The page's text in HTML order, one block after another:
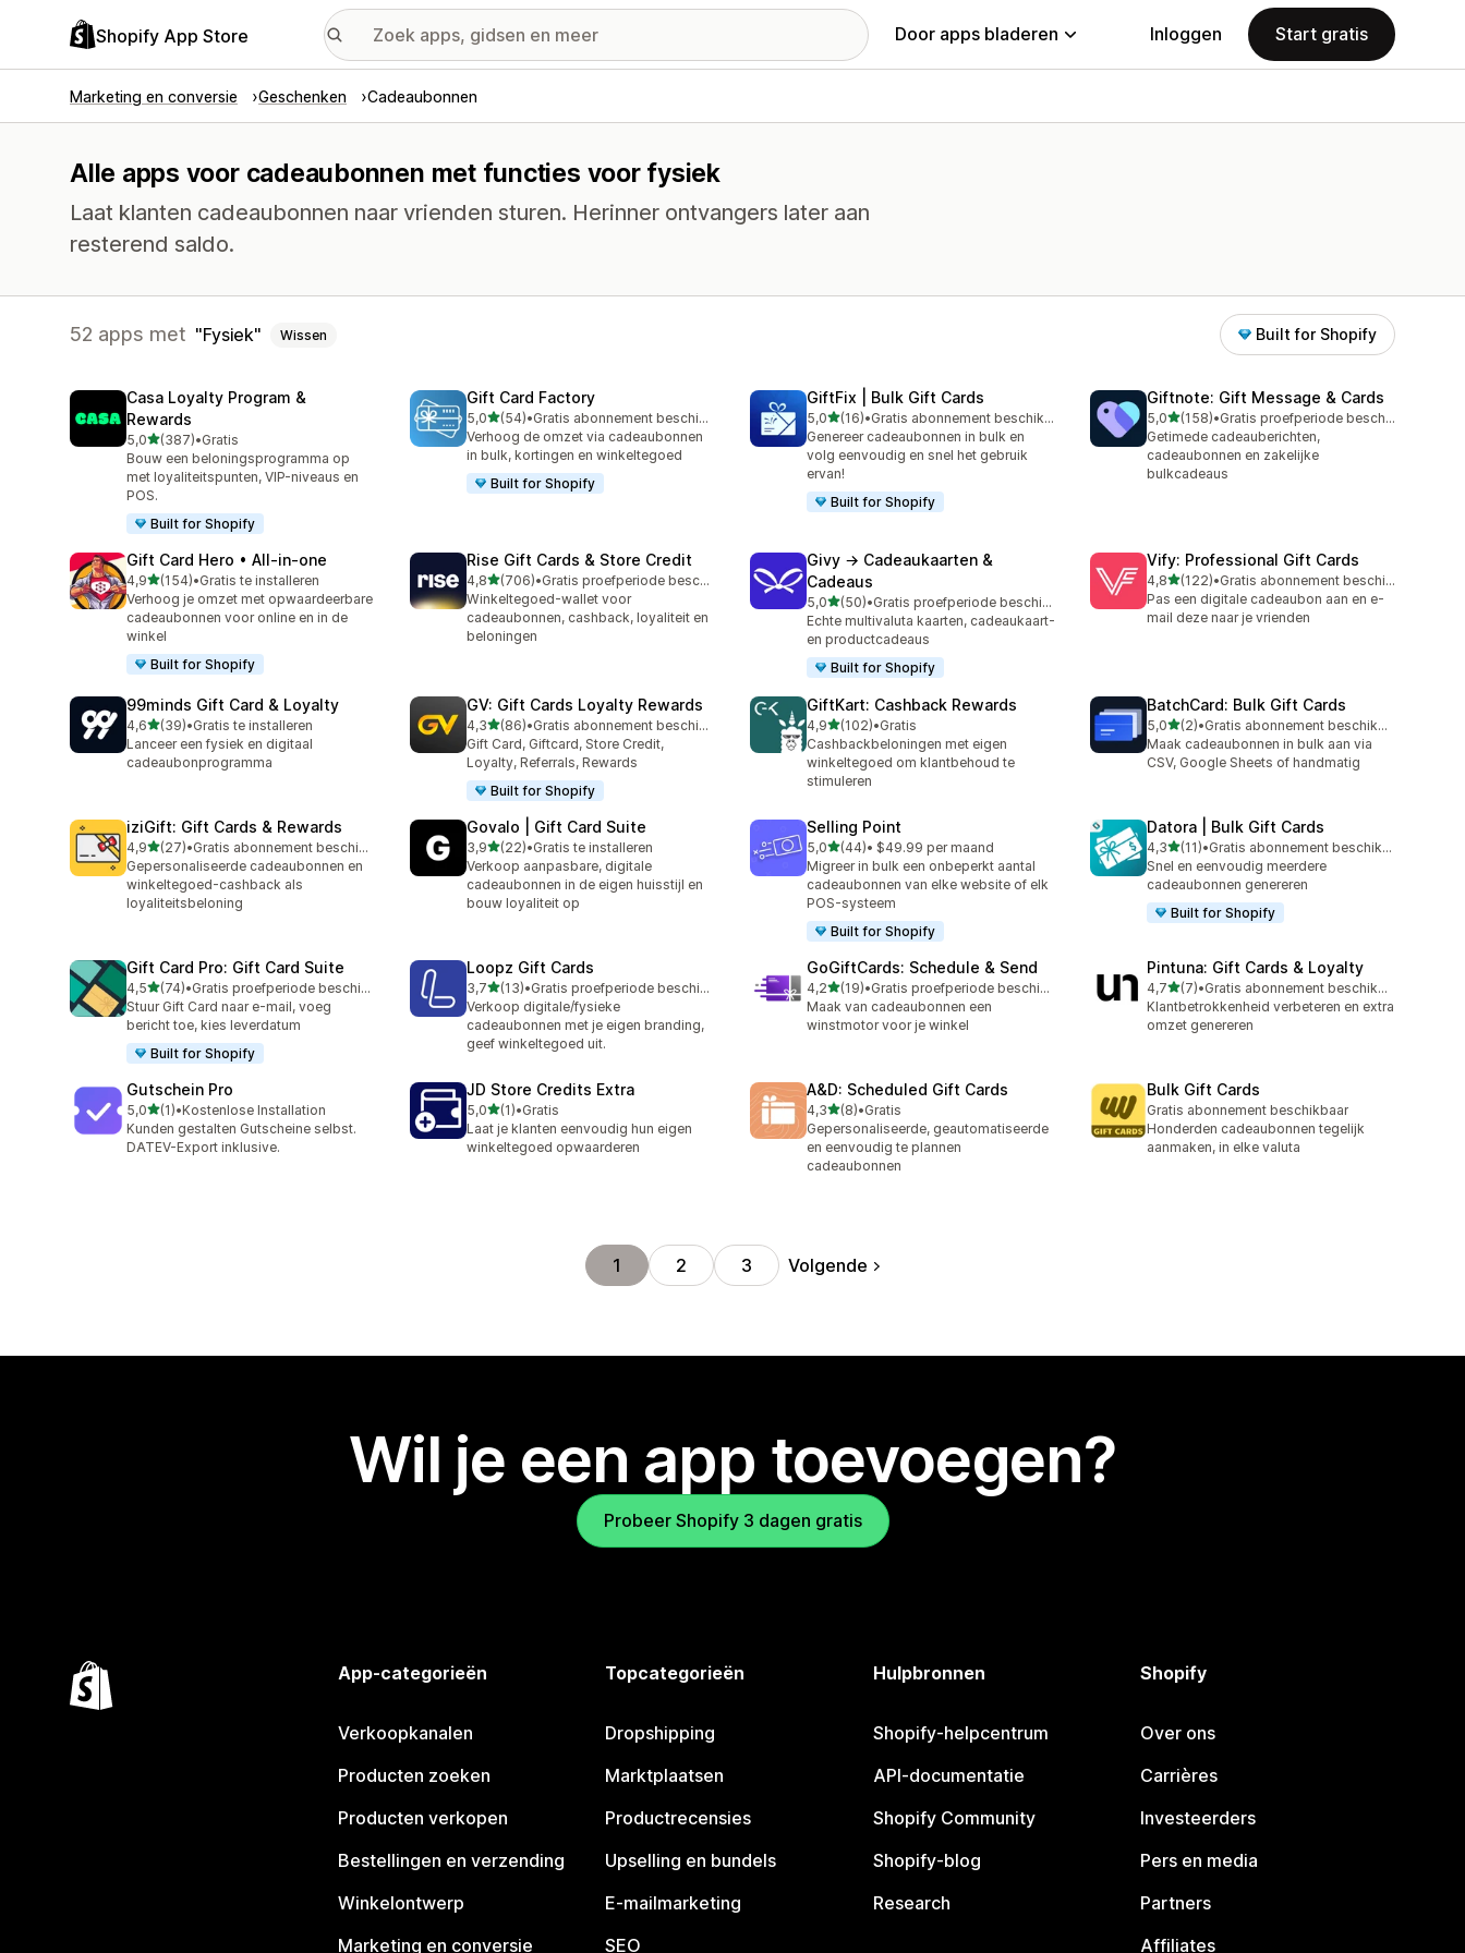
Shopify App Store Door apps bladeren Inloggen Start gratis
Marketing en conversie Geschenken Cadeaubonnen
Alle apps voor cadeaubonnen met functies voor fysiek
Laat klanten cadeaubonnen naar vrienden sturen. Herinner ontvangers later aan
resterend saldo.
52 apps met Fysiek Wissen Built for Shopify
Casa Loyalty Program &
Rewards
5,0van 5 sterren
(387)
387 recensies in totaal
•Gratis
Bouw een beloningsprogramma op
met loyaliteitspunten, VIP-niveaus en
POS.
Built for Shopify
Gift Card Factory
5,0van 5 sterren
(54)
54 recensies in totaal
•
Gratis abonnement beschikbaar
Verhoog de omzet via cadeaubonnen
in bulk, kortingen en winkeltegoed
Built for Shopify
GiftFix | Bulk Gift Cards
5,0van 5 sterren
(16)
16 recensies in totaal
•
Gratis abonnement beschikbaar
Genereer cadeaubonnen in bulk en
volg eenvoudig en snel het gebruik
ervan!
Built for Shopify
Giftnote: Gift Message & Cards
5,0van 5 sterren
(158)
158 recensies in totaal
•
Gratis proefperiode beschikbaar
Getimede cadeauberichten,
cadeaubonnen en zakelijke
bulkcadeaus
Gift Card Hero • All‑in‑one
4,9van 5 sterren
(154)
154 recensies in totaal
•Gratis te installeren
Verhoog je omzet met opwaardeerbare
cadeaubonnen voor online en in de
winkel
Built for Shopify
Rise Gift Cards & Store Credit
4,8van 5 sterren
(706)
706 recensies in totaal
•
Gratis proefperiode beschikbaar
Winkeltegoed-wallet voor
cadeaubonnen, cashback, loyaliteit en
beloningen
Givy → Cadeaukaarten &
Cadeaus
5,0van 5 sterren
(50)
50 recensies in totaal
•
Gratis proefperiode beschikbaar
Echte multivaluta kaarten, cadeaukaart-
en productcadeaus
Built for Shopify
Vify: Professional Gift Cards
4,8van 5 sterren
(122)
122 recensies in totaal
•
Gratis abonnement beschikbaar
Pas een digitale cadeaubon aan en e-
mail deze naar je vrienden
99minds Gift Card & Loyalty
4,6van 5 sterren
(39)
39 recensies in totaal
•Gratis te installeren
Lanceer een fysiek en digitaal
cadeaubonprogramma
GV: Gift Cards Loyalty Rewards
4,3van 5 sterren
(86)
86 recensies in totaal
•
Gratis abonnement beschikbaar
Gift Card, Giftcard, Store Credit,
Loyalty, Referrals, Rewards
Built for Shopify
GiftKart: Cashback Rewards
4,9van 5 sterren
(102)
102 recensies in totaal
•Gratis
Cashbackbeloningen met eigen
winkeltegoed om klantbehoud te
stimuleren
BatchCard: Bulk Gift Cards
5,0van 5 sterren
(2)
2 recensies in totaal
•
Gratis abonnement beschikbaar
Maak cadeaubonnen in bulk aan via
CSV, Google Sheets of handmatig
iziGift: Gift Cards & Rewards
4,9van 5 sterren
(27)
27 recensies in totaal
•
Gratis abonnement beschikbaar
Gepersonaliseerde cadeaubonnen en
winkeltegoed-cashback als
loyaliteitsbeloning
Govalo | Gift Card Suite
3,9van 5 sterren
(22)
22 recensies in totaal
•Gratis te installeren
Verkoop aanpasbare, digitale
cadeaubonnen in de eigen huisstijl en
bouw loyaliteit op
Selling Point
5,0van 5 sterren
(44)
44 recensies in totaal
• $49.99 per maand
Migreer in bulk een onbeperkt aantal
cadeaubonnen van elke website of elk
POS-systeem
Built for Shopify
Datora | Bulk Gift Cards
4,3van 5 sterren
(11)
11 recensies in totaal
•
Gratis abonnement beschikbaar
Snel en eenvoudig meerdere
cadeaubonnen genereren
Built for Shopify
Gift Card Pro: Gift Card Suite
4,5van 5 sterren
(74)
74 recensies in totaal
•
Gratis proefperiode beschikbaar
Stuur Gift Card naar e-mail, voeg
bericht toe, kies leverdatum
Built for Shopify
Loopz Gift Cards
3,7van 5 sterren
(13)
13 recensies in totaal
•
Gratis proefperiode beschikbaar
Verkoop digitale/fysieke
cadeaubonnen met je eigen branding,
geef winkeltegoed uit.
GoGiftCards: Schedule & Send
4,2van 5 sterren
(19)
19 recensies in totaal
•
Gratis proefperiode beschikbaar
Maak van cadeaubonnen een
winstmotor voor je winkel
Pintuna: Gift Cards & Loyalty
4,7van 5 sterren
(7)
7 recensies in totaal
•
Gratis abonnement beschikbaar
Klantbetrokkenheid verbeteren en extra
omzet genereren
Gutschein Pro
5,0van 5 sterren
(1)
1 recensies in totaal
•Kostenlose Installation
Kunden gestalten Gutscheine selbst.
DATEV-Export inklusive.
JD Store Credits Extra
5,0van 5 sterren
(1)
1 recensies in totaal
•Gratis
Laat je klanten eenvoudig hun eigen
winkeltegoed opwaarderen
A&D: Scheduled Gift Cards
4,3van 5 sterren
(8)
8 recensies in totaal
•Gratis
Gepersonaliseerde, geautomatiseerde
en eenvoudig te plannen
cadeaubonnen
Bulk Gift Cards
Gratis abonnement beschikbaar
Honderden cadeaubonnen tegelijk
aanmaken, in elke valuta
1 2 3 Volgende
Wil je een app toevoegen?
Probeer Shopify 3 dagen gratis
App-categorieën
Verkoopkanalen
Producten zoeken
Producten verkopen
Bestellingen en verzending
Winkelontwerp
Marketing en conversie
Topcategorieën
Dropshipping
Marktplaatsen
Productrecensies
Upselling en bundels
E-mailmarketing
SEO
Hulpbronnen
Shopify-helpcentrum
API-documentatie
Shopify Community
Shopify-blog
Research
Shopify
Over ons
Carrières
Investeerders
Pers en media
Partners
Affiliates